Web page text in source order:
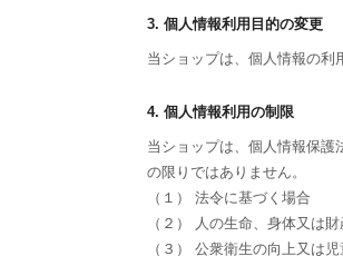
3. 個人情報利用目的の変更
当ショップは、個人情報の利
4. 個人情報利用の制限
当ショップは、個人情報保護
の限りではありません。
（１） 法令に基づく場合
（２） 人の生命、身体又は
（３） 公衆衛生の向上又は